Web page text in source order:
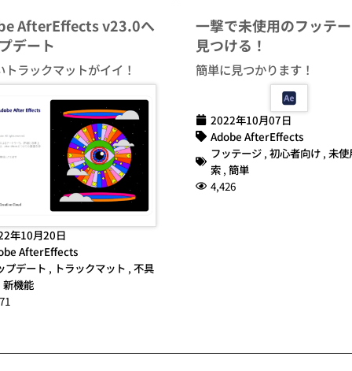
AfterEffects v23.0へ
デート
トラックマットがイイ！
年10月20日
AfterEffects
プデート , トラックマット , 不具
新機能
一撃で未使用のフッテ
見つける！
簡単に見つかります！
2022年10月07日
Adobe AfterEffects
フッテージ , 初心者向け , 未使
索 , 簡単
4,426